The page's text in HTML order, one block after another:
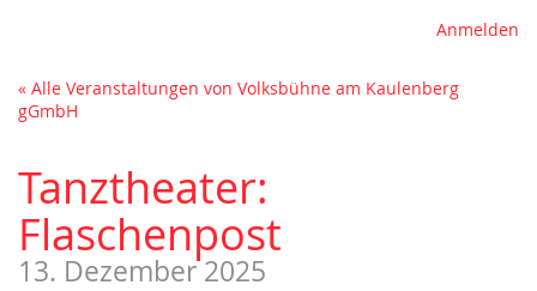
Anmelden
« Alle Veranstaltungen von Volksbühne am Kaulenberg
gGmbH
Tanztheater:
Flaschenpost
13. Dezember 2025